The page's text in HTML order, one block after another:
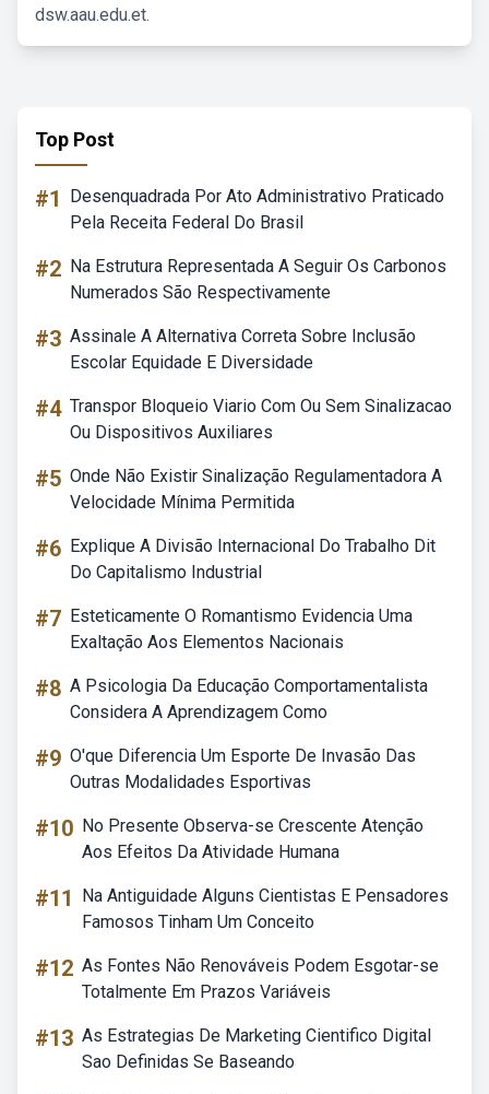
dsw.aau.edu.et.
Top Post
#1
Desenquadrada Por Ato Administrativo Praticado
Pela Receita Federal Do Brasil
#2 Na Estrutura Representada A Seguir Os Carbonos
Numerados São Respectivamente
#3 Assinale A Alternativa Correta Sobre Inclusão
Escolar Equidade E Diversidade
#4 Transpor Bloqueio Viario Com Ou Sem Sinalizacao
Ou Dispositivos Auxiliares
#5 Onde Não Existir Sinalização Regulamentadora A
Velocidade Mínima Permitida
#6 Explique A Divisão Internacional Do Trabalho Dit
Do Capitalismo Industrial
#7 Esteticamente O Romantismo Evidencia Uma
Exaltação Aos Elementos Nacionais
#8 A Psicologia Da Educação Comportamentalista
Considera A Aprendizagem Como
#9 O'que Diferencia Um Esporte De Invasão Das
Outras Modalidades Esportivas
#10 No Presente Observa-se Crescente Atenção
Aos Efeitos Da Atividade Humana
#11
Na Antiguidade Alguns Cientistas E Pensadores
Famosos Tinham Um Conceito
#12 As Fontes Não Renováveis Podem Esgotar-se
Totalmente Em Prazos Variáveis
#13 As Estrategias De Marketing Cientifico Digital
Sao Definidas Se Baseando